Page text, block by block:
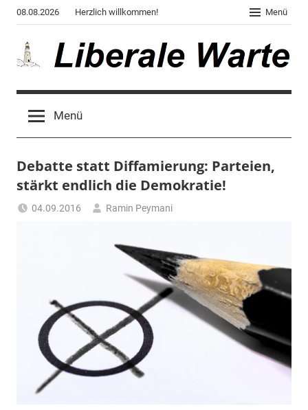
Zum
Inhalt
springen
08.08.2026 Herzlich willkommen! Menü
Liberale
Warte
des
"Corona,
Klima,
"2020",
Grauen"
"Spukschloss
Deutschland"
Menü
Debatte statt Diffamierung: Parteien,
stärkt endlich die Demokratie!
04.09.2016
Ramin Peymani